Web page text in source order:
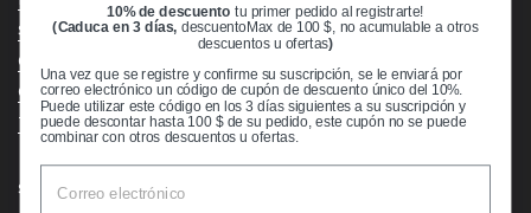
Shipping Policy
Open Cookie Banner
Comprehensive Guide to Ball Bearings
Track your Order
Supported payment methods
10% de descuento tu primer pedido al registrarte!
(Caduca en 3 días,descuentoMax de 100 $, no acumulable a otros
descuentos u ofertas)
Una vez que se registre y confirme su suscripción, se le enviará por
correo electrónico un código de cupón de descuento único del 10%.
Puede utilizar este código en los 3 días siguientes a su suscripción y
puede descontar hasta 100 $ de su pedido, este cupón no se puede
combinar con otros descuentos u ofertas.